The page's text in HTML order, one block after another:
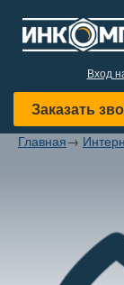
Вход
Заказать
Главная→